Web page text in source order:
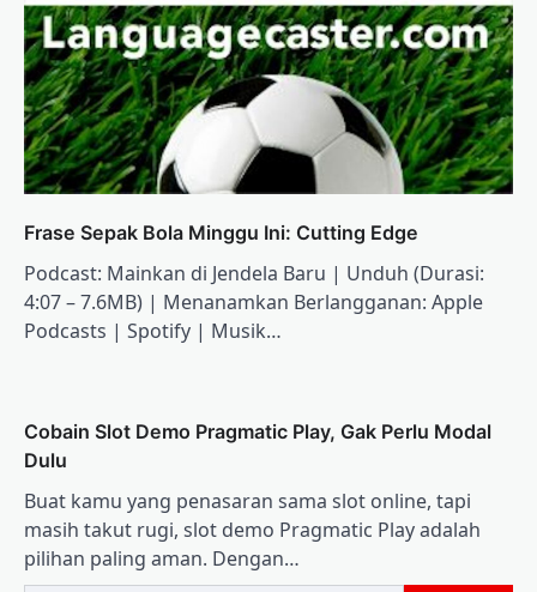
Frase Sepak Bola Minggu Ini: Cutting Edge
Podcast: Mainkan di Jendela Baru | Unduh (Durasi:
4:07 – 7.6MB) | Menanamkan Berlangganan: Apple
Podcasts | Spotify | Musik…
Cobain Slot Demo Pragmatic Play, Gak Perlu Modal
Dulu
Buat kamu yang penasaran sama slot online, tapi
masih takut rugi, slot demo Pragmatic Play adalah
pilihan paling aman. Dengan…